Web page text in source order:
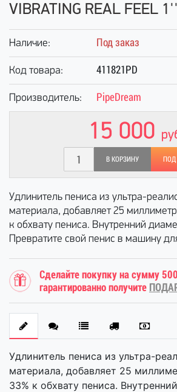
VIBRATING REAL FEEL 1''
Наличие: Под заказ
Код товара: 411821PD
Производитель: PipeDream
15 000
В КОРЗИНУ ПОД
Удлинитель пениса из ультра-
материала, добавляет 25
к обхвату пениса. Внутренний
Превратите свой пенис в машину
Сделайте покупку на сумму
гарантированно получите
Удлинитель пениса из ультра-
материала, добавляет 25
33% к обхвату пениса.